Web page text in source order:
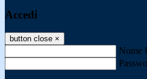
Accedi
button close ×
Nome